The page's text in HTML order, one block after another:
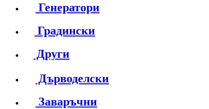
Генератори
Градински
Други
Дърводелски
Заваръчни